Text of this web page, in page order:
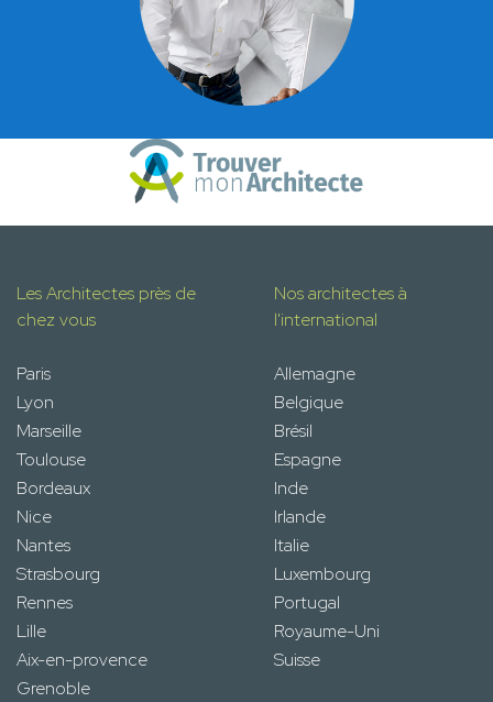
Les Architectes près de
chez vous
Paris
Lyon
Marseille
Toulouse
Bordeaux
Nice
Nantes
Strasbourg
Rennes
Lille
Aix-en-provence
Grenoble
Nos architectes à
l'international
Allemagne
Belgique
Brésil
Espagne
Inde
Irlande
Italie
Luxembourg
Portugal
Royaume-Uni
Suisse